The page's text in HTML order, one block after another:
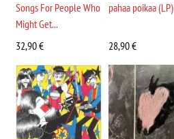
Songs For People Who
Might Get...
32,90€
pahaa poikaa (LP)
28,90€